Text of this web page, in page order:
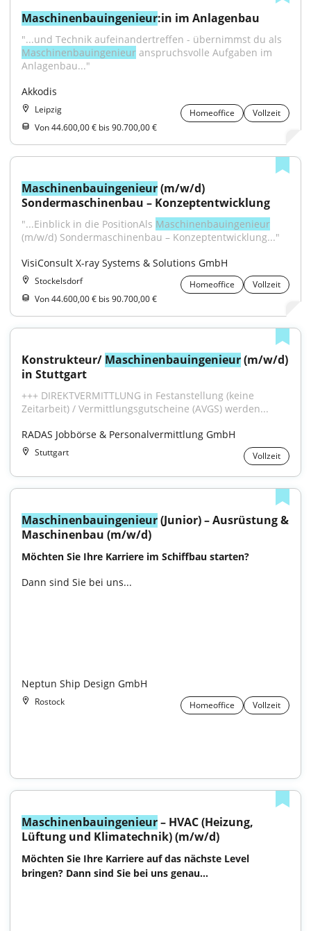
Maschinenbauingenieur:in im Anlagenbau
Maschinenbauingenieur anspruchsvolle Aufgaben im
Anlagenbau..."
Akkodis
Leipzig Homeoffice
Vollzeit
Von 44.600,00 € bis 90.700,00 €
Maschinenbauingenieur (m/w/d)
Sondermaschinenbau – Konzeptentwicklung
"...Einblick in die PositionAls Maschinenbauingenieur
(m/w/d) Sondermaschinenbau – Konzeptentwicklung..."
VisiConsult X-ray Systems & Solutions GmbH
Stockelsdorf Homeoffice
Vollzeit
Von 44.600,00 € bis 90.700,00 €
Konstrukteur/ Maschinenbauingenieur (m/w/d)
in Stuttgart
+++ DIREKTVERMITTLUNG in Festanstellung (keine
Zeitarbeit) / Vermittlungsgutscheine (AVGS) werden...
RADAS Jobbörse & Personalvermittlung GmbH
Stuttgart Vollzeit
Maschinenbauingenieur (Junior) – Ausrüstung &
Maschinenbau (m/w/d)
Möchten Sie Ihre Karriere im Schiffbau starten?
Dann sind Sie bei uns...
Neptun Ship Design GmbH
Rostock Homeoffice Vollzeit
Maschinenbauingenieur – HVAC (Heizung,
Lüftung und Klimatechnik) (m/w/d)
Möchten Sie Ihre Karriere auf das nächste Level
bringen? Dann sind Sie bei uns genau...